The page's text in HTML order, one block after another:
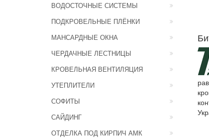
ВОДОСТОЧНЫЕ СИСТЕМЫ
ПОДКРОВЕЛЬНЫЕ ПЛЁНКИ
МАНСАРДНЫЕ ОКНА
ЧЕРДАЧНЫЕ ЛЕСТНИЦЫ
КРОВЕЛЬНАЯ ВЕНТИЛЯЦИЯ
УТЕПЛИТЕЛИ
СОФИТЫ
САЙДИНГ
ОТДЕЛКА ПОД КИРПИЧ АМК